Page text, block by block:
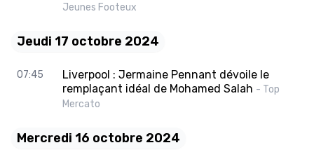
Jeunes Footeux
Jeudi 17 octobre 2024
07:45
Liverpool : Jermaine Pennant dévoile le
remplaçant idéal de Mohamed Salah - Top
Mercato
Mercredi 16 octobre 2024